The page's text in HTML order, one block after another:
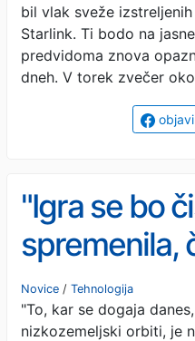
bil vlak sveže
Starlink. Ti bodo na
predvidoma znova
dneh. V torek zvečer
objavi
"Igra se bo
spremenila,
sateliti
Novice / Tehnologija
"To, kar se dogaja
nizkozemeljski orbiti, je